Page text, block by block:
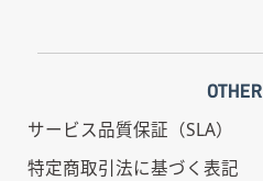
OTHER
サービス品質保証（SLA）
特定商取引法に基づく表記